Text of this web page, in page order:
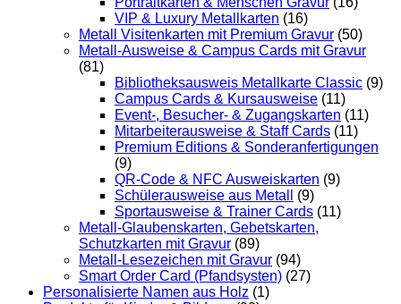
VIP & Luxury Metallkarten (16)
Metall Visitenkarten mit Premium Gravur (50)
Metall-Ausweise & Campus Cards mit Gravur
(81)
Bibliotheksausweis Metallkarte Classic (9)
Campus Cards & Kursausweise (11)
Event-, Besucher- & Zugangskarten (11)
Mitarbeiterausweise & Staff Cards (11)
Premium Editions & Sonderanfertigungen
(9)
QR-Code & NFC Ausweiskarten (9)
Schülerausweise aus Metall
(9)
Sportausweise & Trainer Cards (11)
Metall-Glaubenskarten, Gebetskarten,
Schutzkarten mit Gravur (89)
Metall-Lesezeichen mit Gravur (94)
Smart Order Card (Pfandsysten) (27)
Personalisierte Namen aus Holz (1)